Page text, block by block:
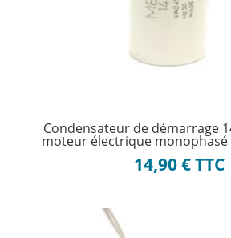
Condensateur de démarrage
moteur électrique monophasé
14,90€TTC